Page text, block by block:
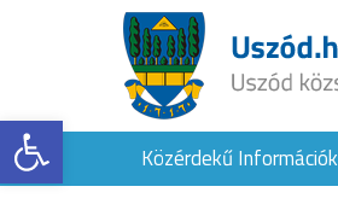
Eszköztár megnyitásaKözérdekű Információk